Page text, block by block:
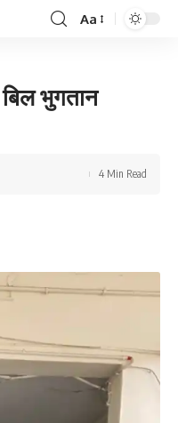
Font
Aa
भुगतान
4 Min Read